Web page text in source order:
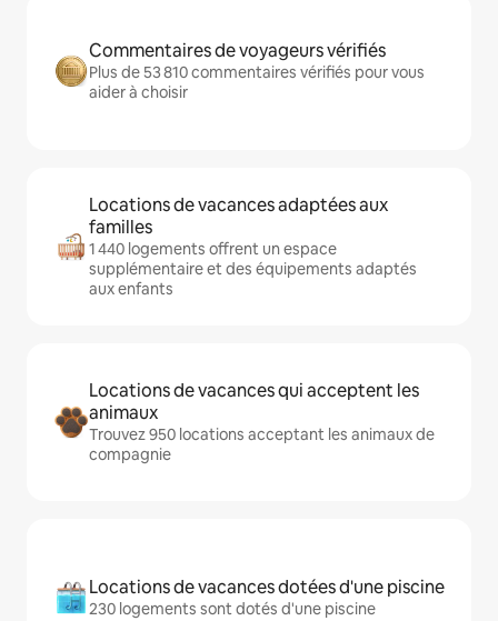
Commentaires de voyageurs vérifiés
Plus de 53 810 commentaires vérifiés pour vous
aider à choisir
Locations de vacances adaptées aux
familles
1 440 logements offrent un espace
supplémentaire et des équipements adaptés
aux enfants
Locations de vacances qui acceptent les
animaux
Trouvez 950 locations acceptant les animaux de
compagnie
Locations de vacances dotées d'une piscine
230 logements sont dotés d'une piscine